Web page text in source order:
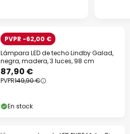
PVPR -62,00 €
Lámpara LED de techo Lindby Galad,
negra, madera, 3 luces, 98 cm
87,90 €
PVPR149,90 €
En stock